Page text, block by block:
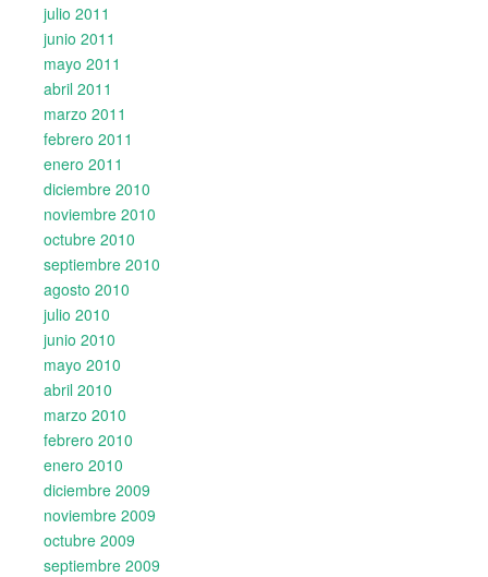
julio 2011
junio 2011
mayo 2011
abril 2011
marzo 2011
febrero 2011
enero 2011
diciembre 2010
noviembre 2010
octubre 2010
septiembre 2010
agosto 2010
julio 2010
junio 2010
mayo 2010
abril 2010
marzo 2010
febrero 2010
enero 2010
diciembre 2009
noviembre 2009
octubre 2009
septiembre 2009